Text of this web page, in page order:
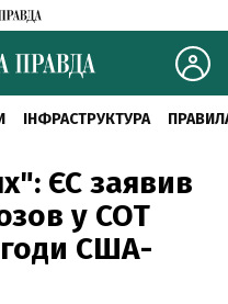
ІНФРАСТРУКТУРА
ЄС заявив
у СОТ
США-